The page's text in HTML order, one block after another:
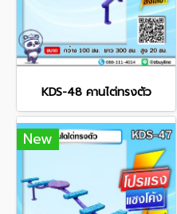
KDS-48 คานไต่ทรงตัว
New